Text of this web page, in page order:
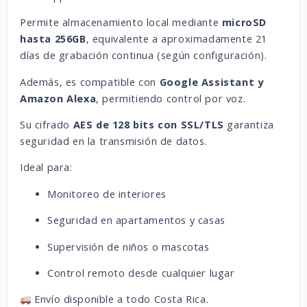
Permite almacenamiento local mediante microSD
hasta 256GB, equivalente a aproximadamente 21
días de grabación continua (según configuración).
Además, es compatible con Google Assistant y
Amazon Alexa, permitiendo control por voz.
Su cifrado AES de 128 bits con SSL/TLS garantiza
seguridad en la transmisión de datos.
Ideal para:
Monitoreo de interiores
Seguridad en apartamentos y casas
Supervisión de niños o mascotas
Control remoto desde cualquier lugar
Envío disponible a todo Costa Rica.